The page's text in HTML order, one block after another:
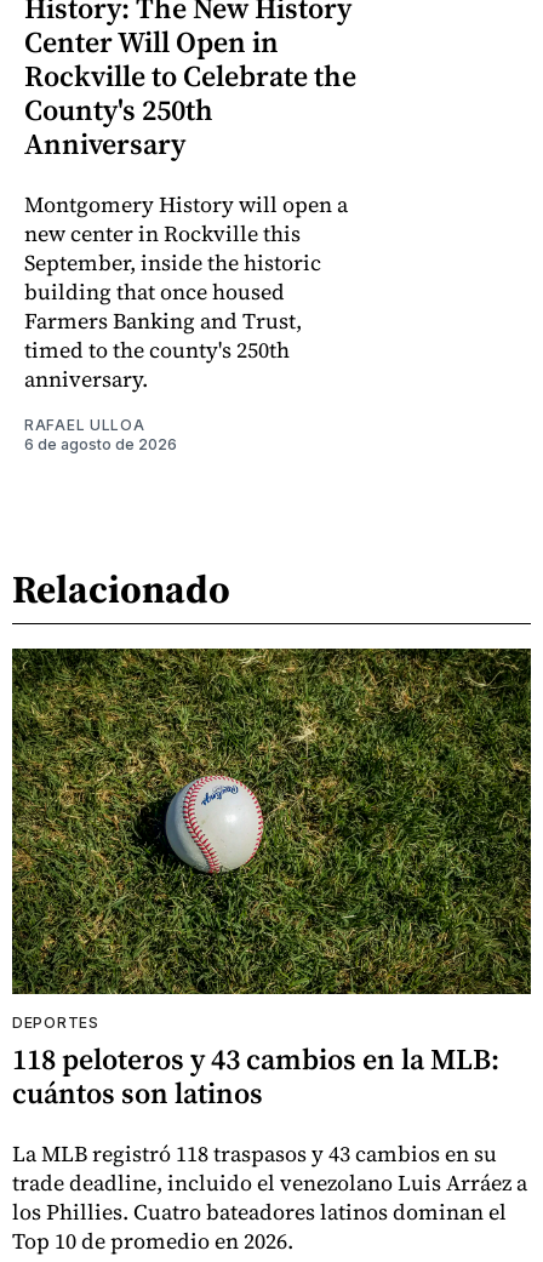
History: The New History
Center Will Open in
Rockville to Celebrate the
County's 250th
Anniversary
Montgomery History will open a
new center in Rockville this
September, inside the historic
building that once housed
Farmers Banking and Trust,
timed to the county's 250th
anniversary.
RAFAEL ULLOA
6 de agosto de 2026
Relacionado
DEPORTES
118 peloteros y 43 cambios en la MLB:
cuántos son latinos
La MLB registró 118 traspasos y 43 cambios en su
trade deadline, incluido el venezolano Luis Arráez a
los Phillies. Cuatro bateadores latinos dominan el
Top 10 de promedio en 2026.